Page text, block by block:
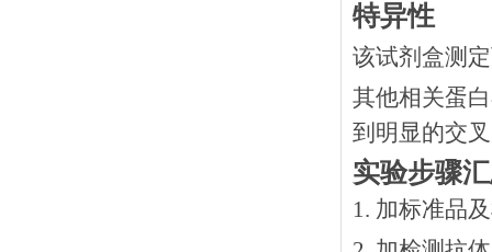
特异性
该试剂盒测
其他相关蛋
到明显的交
实验步骤
1. 加标准品